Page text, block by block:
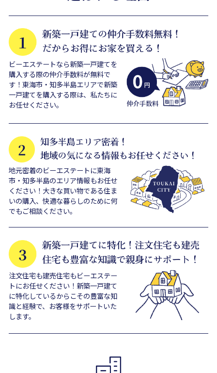
ビーエステートなら新築一戸建てを
購入する際の仲介手数料が無料で
す！東海市・知多半島エリアで新築
一戸建てを購入する際は、私たちに
お任せください。
地元密着のビーエステートに東海
市・知多半島のエリア情報もお任せ
ください！大きな買い物である住ま
いの購入、快適な暮らしのために何
でもご相談ください。
注文住宅も建売住宅もビーエステー
トにお任せください！新築一戸建て
に特化しているからこその豊富な知
識と経験で、お客様をサポートいた
します。